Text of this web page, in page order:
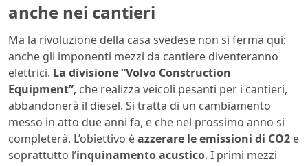
anche nei cantieri
Ma la rivoluzione della casa svedese non si ferma qui:
anche gli imponenti mezzi da cantiere diventeranno
elettrici. La divisione “Volvo Construction
Equipment”, che realizza veicoli pesanti per i cantieri,
abbandonerà il diesel. Si tratta di un cambiamento
messo in atto due anni fa, e che nel prossimo anno si
completerà. L’obiettivo èazzerare le emissioni di CO2 e
soprattutto l’inquinamento acustico. I primi mezzi